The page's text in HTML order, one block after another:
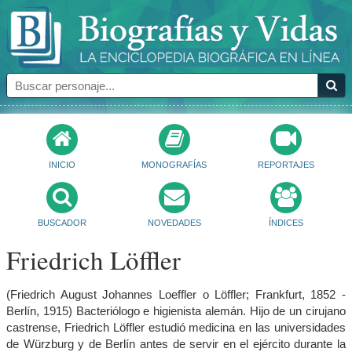
INICIO MONOGRAFÍAS REPORTAJES
BUSCADOR NOVEDADES ÍNDICES
Friedrich Löffler
(Friedrich August Johannes Loeffler o Löffler; Frankfurt, 1852 -
Berlín, 1915) Bacteriólogo e higienista alemán. Hijo de un cirujano
castrense, Friedrich Löffler estudió medicina en las universidades
de Würzburg y de Berlín antes de servir en el ejército durante la